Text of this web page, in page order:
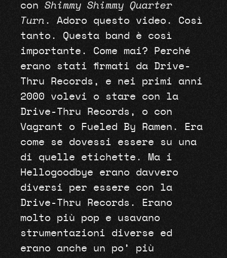
con Shimmy Shimmy Quarter
Turn . Adoro questo video. Così
tanto. Questa band è così
importante. Come mai? Perché
erano stati firmati da Drive-
Thru Records, e nei primi anni
2000 volevi o stare con la
Drive-Thru Records, o con
Vagrant o Fueled By Ramen. Era
come se dovessi essere su una
di quelle etichette. Ma i
Hellogoodbye erano davvero
diversi per essere con la
Drive-Thru Records. Erano
molto più pop e usavano
strumentazioni diverse ed
erano anche un po’ più